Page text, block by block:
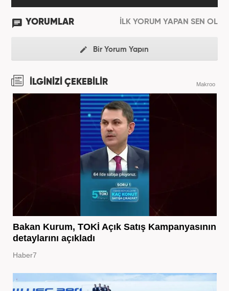
YORUMLAR İLK YORUM YAPAN SEN OL
Bir Yorum Yapın
İLGİNİZİ ÇEKEBİLİR Makroo
Bakan Kurum, TOKİ Açık Satış Kampanyasının
detaylarını açıkladı
Haber7